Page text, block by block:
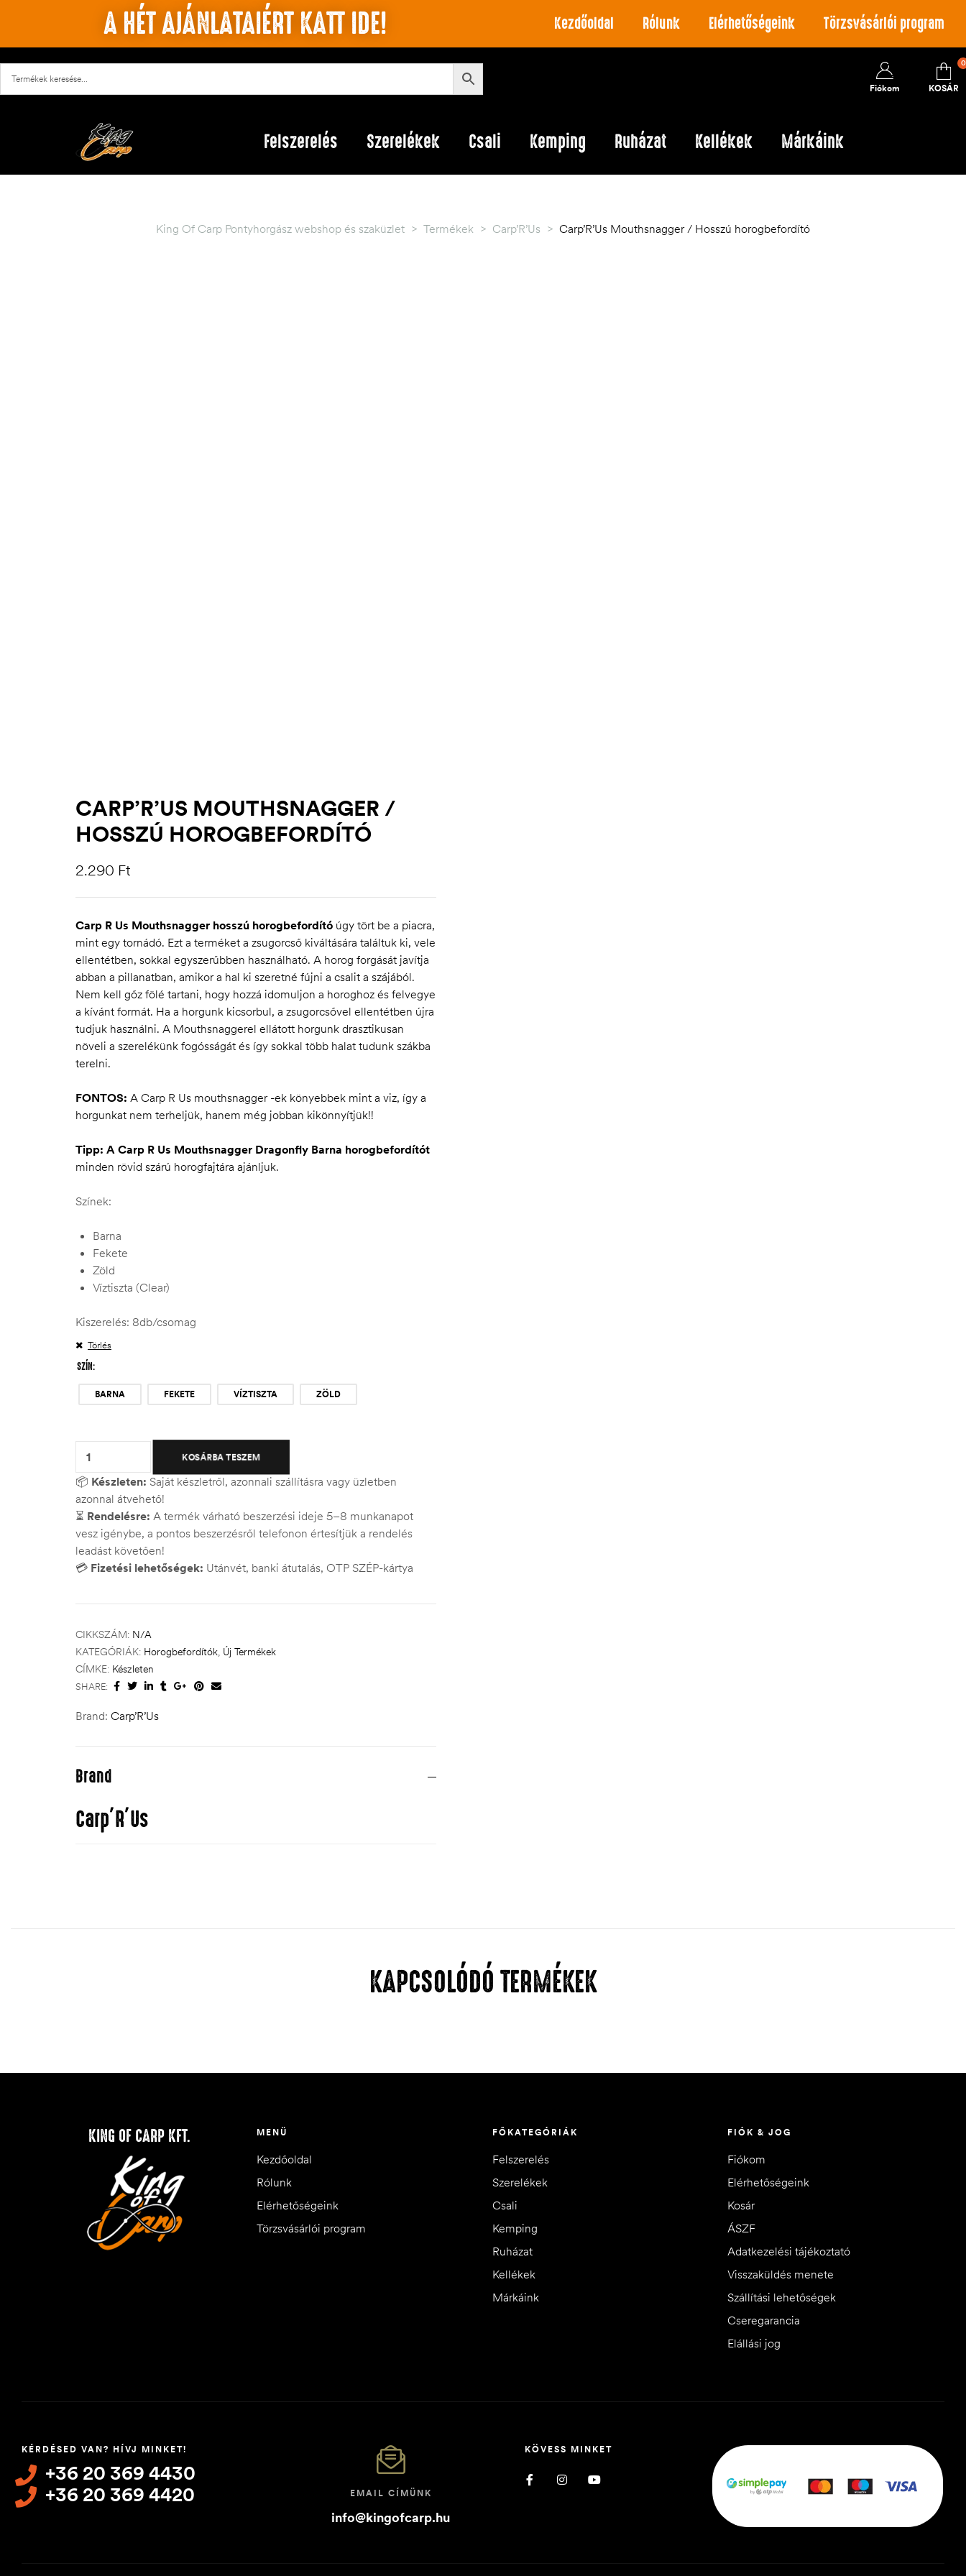
A HÉT AJÁNLATAIÉRT KATT IDE! Kezdőoldal Rólunk Elérhetőségeink Törzsvásárlói program
Fiókom KOSÁR
0
Felszerelés Szerelékek Csali Kemping Ruházat Kellékek Márkáink
King Of Carp Pontyhorgász webshop és szaküzlet > Termékek > Carp’R’Us > Carp’R’Us Mouthsnagger / Hosszú horogbefordító
CARP’R’US MOUTHSNAGGER /
HOSSZÚ HOROGBEFORDÍTÓ
2.290 Ft
Carp R Us Mouthsnagger hosszú horogbefordító úgy tört be a piacra,
mint egy tornádó. Ezt a terméket a zsugorcső kiváltására találtuk ki, vele
ellentétben, sokkal egyszerűbben használható. A horog forgását javítja
abban a pillanatban, amikor a hal ki szeretné fújni a csalit a szájából.
Nem kell gőz fölé tartani, hogy hozzá idomuljon a horoghoz és felvegye
a kívánt formát. Ha a horgunk kicsorbul, a zsugorcsővel ellentétben újra
tudjuk használni. A Mouthsnaggerel ellátott horgunk drasztikusan
növeli a szerelékünk fogósságát és így sokkal több halat tudunk szákba
terelni.
FONTOS: A Carp R Us mouthsnagger -ek könyebbek mint a viz, így a
horgunkat nem terheljük, hanem még jobban kikönnyítjük!!
Tipp: A Carp R Us Mouthsnagger Dragonfly Barna horogbefordítót
minden rövid szárú horogfajtára ajánljuk.
Színek:
Barna
Fekete
Zöld
Víztiszta (Clear)
Kiszerelés: 8db/csomag
SZÍN
BARNA FEKETE VÍZTISZTA ZÖLD
Törlés
KOSÁRBA TESZEM
📦 Készleten: Saját készletről, azonnali szállításra vagy üzletben
azonnal átvehető!
⏳ Rendelésre: A termék várható beszerzési ideje 5–8 munkanapot
vesz igénybe, a pontos beszerzésről telefonon értesítjük a rendelés
leadást követően!
💳 Fizetési lehetőségek: Utánvét, banki átutalás, OTP SZÉP-kártya
CIKKSZÁM: N/A
KATEGÓRIÁK: Horogbefordítók, Új Termékek
CÍMKE: Készleten
SHARE:
Brand: Carp’R’Us
Brand
Carp’R’Us
KAPCSOLÓDÓ TERMÉKEK
KING OF CARP KFT. MENÜ
Kezdőoldal
Rólunk
Elérhetőségeink
Törzsvásárlói program
FŐKATEGÓRIÁK
Felszerelés
Szerelékek
Csali
Kemping
Ruházat
Kellékek
Márkáink
FIÓK & JOG
Fiókom
Elérhetőségeink
Kosár
ÁSZF
Adatkezelési tájékoztató
Visszaküldés menete
Szállítási lehetőségek
Cseregarancia
Elállási jog
KÉRDÉSED VAN? HÍVJ MINKET!
+36 20 369 4430
+36 20 369 4420
EMAIL CÍMÜNK
info@kingofcarp.hu
KÖVESS MINKET